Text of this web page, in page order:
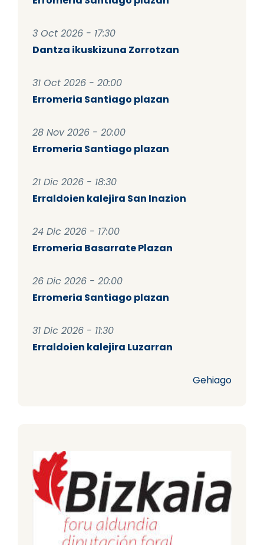
3 Oct 2026 - 17:30
Dantza ikuskizuna Zorrotzan
31 Oct 2026 - 20:00
Erromeria Santiago plazan
28 Nov 2026 - 20:00
Erromeria Santiago plazan
21 Dic 2026 - 18:30
Erraldoien kalejira San Inazion
24 Dic 2026 - 17:00
Erromeria Basarrate Plazan
26 Dic 2026 - 20:00
Erromeria Santiago plazan
31 Dic 2026 - 11:30
Erraldoien kalejira Luzarran
Gehiago